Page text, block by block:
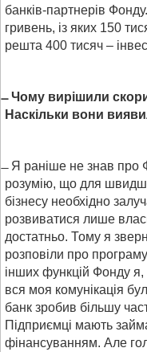
банків-партнерів
гривень, із яких 150
решта 400 тисяч –
Чому вирішили
Наскільки вони
Я раніше не знав про
розумію, що для
бізнесу необхідно
розвиватися лише
достатньо. Тому я
розповіли про
інших функцій Фонду я,
вся моя комунікація
банк зробив більшу
Підприємці мають
фінансуванням. Але